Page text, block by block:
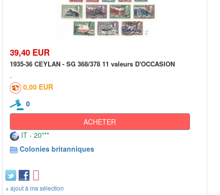
39,40 EUR
1935-36 CEYLAN - SG 368/378 11 valeurs D'OCCASION
0,00 EUR
0
ACHETER
IT - 20***
Colonies britanniques
+ ajout à ma sélection